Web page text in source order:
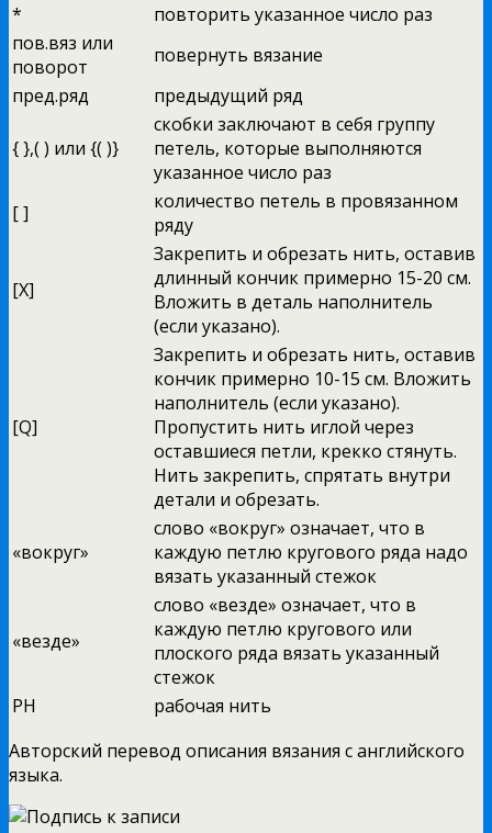
*
повторить указанное число раз
пов.вяз или
поворот
повернуть вязание
пред.ряд
предыдущий ряд
{ },( ) или {( )}
скобки заключают в себя группу
петель, которые выполняются
указанное число раз
[ ]
количество петель в провязанном
ряду
[X]
Закрепить и обрезать нить, оставив
длинный кончик примерно 15-20 см.
Вложить в деталь наполнитель
(если указано).
[Q]
Закрепить и обрезать нить, оставив
кончик примерно 10-15 см. Вложить
наполнитель (если указано).
Пропустить нить иглой через
оставшиеся петли, крекко стянуть.
Нить закрепить, спрятать внутри
детали и обрезать.
«вокруг»
слово «вокруг» означает, что в
каждую петлю кругового ряда надо
вязать указанный стежок
«везде»
слово «везде» означает, что в
каждую петлю кругового или
плоского ряда вязать указанный
стежок
РН
рабочая нить
Авторский перевод описания вязания с английского
языка.